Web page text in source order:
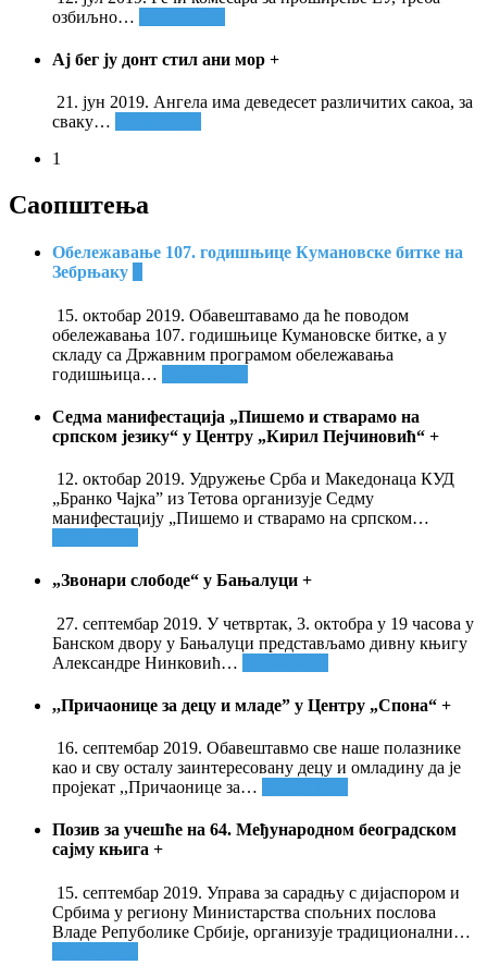
озбиљно…
Ај бег ју донт стил ани мор +
21. јун 2019. Ангела има деведесет различитих сакоа, за
сваку…
1
Саопштења
Обележавање 107. годишњице Кумановске битке на
Зебрњаку
15. октобар 2019. Обавештавамо да ће поводом
обележавања 107. годишњице Кумановске битке, а у
складу са Државним програмом обележавања
годишњица…
Седма манифестација „Пишемо и стварамо на
српском језику“ у Центру „Кирил Пејчиновић“ +
12. октобар 2019. Удружење Срба и Македонаца КУД
„Бранко Чајка” из Тетова организује Седму
манифестацију „Пишемо и стварамо на српском…
„Звонари слободе“ у Бањалуци +
27. септембар 2019. У четвртак, 3. октобра у 19 часова у
Банском двору у Бањалуци представљамо дивну књигу
Александре Нинковић…
,,Причаонице за децу и младе” у Центру „Спона“ +
16. септембар 2019. Обавештавмо све наше полазнике
као и сву осталу заинтересовану децу и омладину да је
пројекат ,,Причаонице за…
Позив за учешће на 64. Међународном београдском
сајму књига +
15. септембар 2019. Управа за сарадњу с дијаспором и
Србима у региону Министарства спољних послова
Владе Репуболике Србије, организује традиционални…